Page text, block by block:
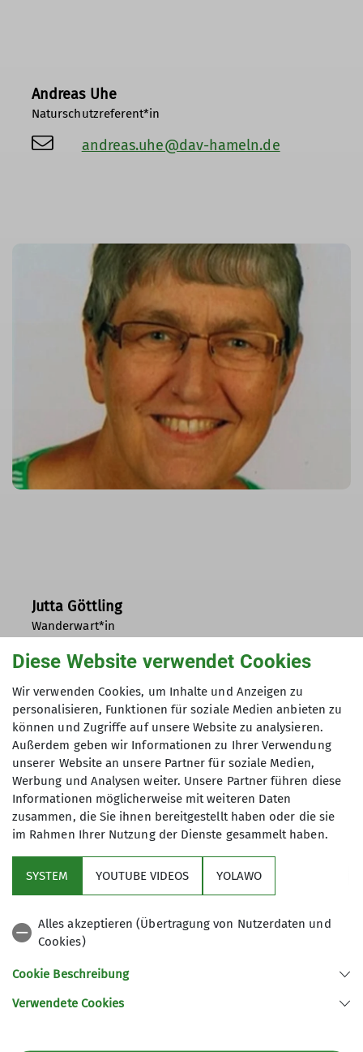
Andreas Uhe
Naturschutzreferent*in
andreas.uhe@dav-hameln.de
Jutta Göttling
Wanderwart*in
05151-24024
jutta.goettling@dav-hameln.de
Diese Website verwendet Cookies
Wir verwenden Cookies, um Inhalte und Anzeigen zu
personalisieren, Funktionen für soziale Medien anbieten zu
können und Zugriffe auf unsere Website zu analysieren.
Außerdem geben wir Informationen zu Ihrer Verwendung
unserer Website an unsere Partner für soziale Medien,
Werbung und Analysen weiter. Unsere Partner führen diese
Informationen möglicherweise mit weiteren Daten
zusammen, die Sie ihnen bereitgestellt haben oder die sie
im Rahmen Ihrer Nutzung der Dienste gesammelt haben.
SYSTEM YOUTUBE VIDEOS YOLAWO
Alles akzeptieren (Übertragung von Nutzerdaten und
Cookies)
Cookie Beschreibung
Verwendete Cookies